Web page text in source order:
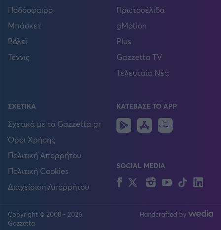
Ποδόσφαιρο
Μπάσκετ
Βόλεϊ
Τέννις
Πρωτοσέλιδα
gMotion
Plus
Gazzetta TV
Τελευταία Νέα
ΣΧΕΤΙΚΑ
Σχετικά με το Gazzetta.gr
Όροι Χρήσης
Πολιτική Απορρήτου
Πολιτική Cookies
Διαχείριση Απορρήτου
ΚΑΤΕΒΑΣΕ ΤΟ APP
Android
IOS
SOCIAL MEDIA
FacebookTwitterInstagram
YouTubeTikTok
Copyright © 2008 - 2026
Gazzetta
Handcrafted by